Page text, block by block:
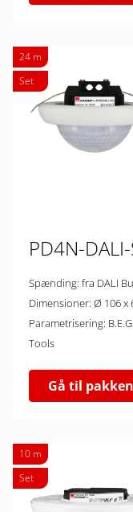
24 m
Set
PD4N-
Spænding: fra
Dimensioner: Ø
Parametrisering: B.E.G. DALI-SYS ROUTER / B.E.G. DALI-SYS PC-
Tools
Gå til pakken
10 m
Set